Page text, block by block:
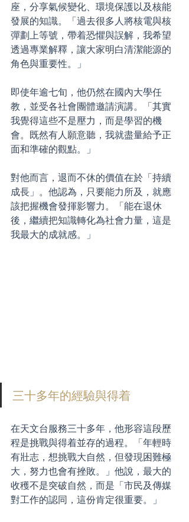
座，分享氣候變化、環境保護以及核能
發展的知識。「過去很多人將核電與核
彈劃上等號，帶着恐懼與誤解，我希望
透過專業解釋，讓大家明白清潔能源的
角色與重要性。」
即使年逾七旬，他仍然在國內大學任
教，並受各社會團體邀請演講。「其實
我覺得這些不是壓力，而是學習的機
會。既然有人願意聽，我就盡量給予正
面和準確的觀點。」
對他而言，退而不休的價值在於「持續
成長」。他認為，只要能力所及，就應
該把握機會發揮影響力。「能在退休
後，繼續把知識轉化為社會力量，這是
我最大的成就感。」
三十多年的經驗與得着
在天文台服務三十多年，他形容這段歷
程是挑戰與得着並存的過程。「年輕時
有壯志，想挑戰大自然，但發現困難極
大，努力也會有挫敗。」他說，最大的
收穫不是突破自然，而是「市民及傳媒
對工作的認同，這份肯定很重要。」